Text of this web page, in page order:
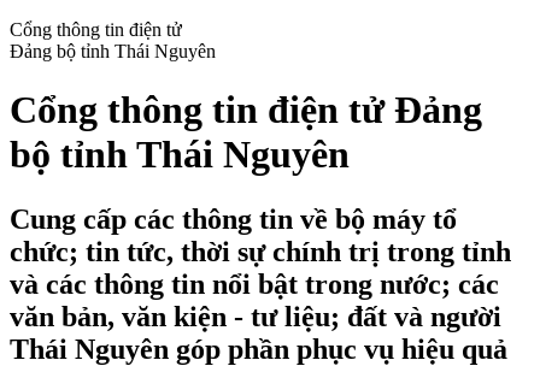
Cổng thông tin điện tử
Đảng bộ tỉnh Thái Nguyên
Cổng thông tin điện tử Đảng
bộ tỉnh Thái Nguyên
Cung cấp các thông tin về bộ máy tổ
chức; tin tức, thời sự chính trị trong tỉnh
và các thông tin nổi bật trong nước; các
văn bản, văn kiện - tư liệu; đất và người
Thái Nguyên góp phần phục vụ hiệu quả